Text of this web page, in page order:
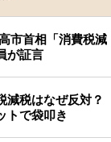
市首相「消費税減
が証言
減税はなぜ反対？
トで袋叩き